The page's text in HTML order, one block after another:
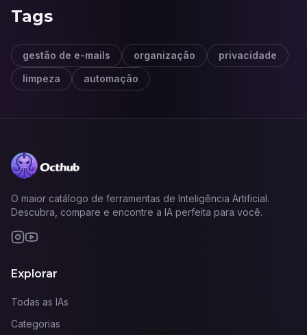
Tags
gestão de e-mails organização
privacidade
limpeza
automação
O maior catálogo de ferramentas de Inteligência Artificial.
Descubra, compare e encontre a IA perfeita para você.
Explorar
Todas as IAs
Categorias